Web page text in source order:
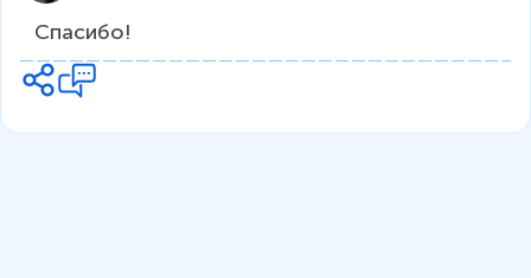
Спасибо!